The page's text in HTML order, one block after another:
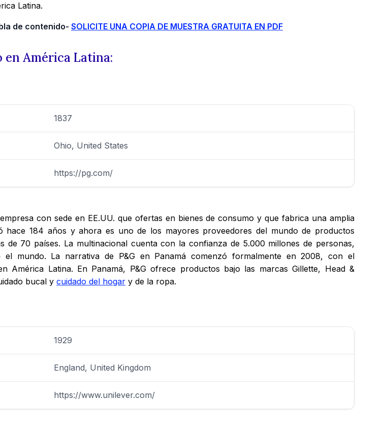
Latina.
de contenido- SOLICITE UNA COPIA DE MUESTRA GRATUITA EN PDF
en América Latina:
1837
Ohio, United States
https://pg.com/
con sede en EE.UU. que ofertas en bienes de consumo y que fabrica una amplia
hace 184 años y ahora es uno de los mayores proveedores del mundo de productos
70 países. La multinacional cuenta con la confianza de 5.000 millones de personas,
mundo. La narrativa de P&G en Panamá comenzó formalmente en 2008, con el
América Latina. En Panamá, P&G ofrece productos bajo las marcas Gillette, Head &
bucal y cuidado del hogar y de la ropa.
1929
England, United Kingdom
https://www.unilever.com/